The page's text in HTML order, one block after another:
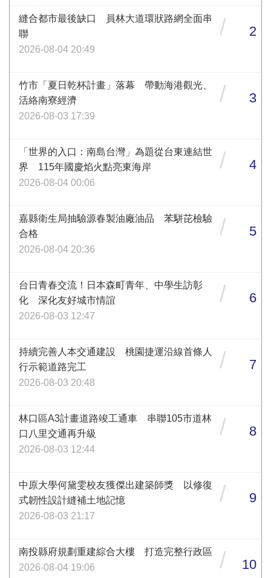
縫合都市最後缺口 員林大道環狀路網全面串
聯
2026-08-04 20:49
/ 2
竹市「夏日乾杯計畫」落幕 帶動海港觀光、
活絡南寮經濟
2026-08-03 17:39
/ 3
「世界的入口：南島台灣」為題從台東連結世
界 115年國慶焰火點亮東海岸
2026-08-04 00:06
/ 4
嘉縣衛生局抽驗源春製油廠油品 苯駢芘檢驗
合格
2026-08-04 20:36
/ 5
台日青春交流！日本森町青年、中學生訪彰
化 深化友好城市情誼
2026-08-03 12:47
/ 6
持續完善人本交通建設 桃園捷運沿線首條人
行示範道路完工
2026-08-03 20:48
/ 7
林口區A3計畫道路竣工通車 串聯105市道林
口八里交通再升級
2026-08-03 12:44
/ 8
中原大學何黛雯校友獲傑出建築師獎 以修復
式韌性設計縫補土地記憶
2026-08-03 21:17
/ 9
南投縣府規劃重建綜合大樓 打造完整行政區
2026-08-04 19:06
/ 10